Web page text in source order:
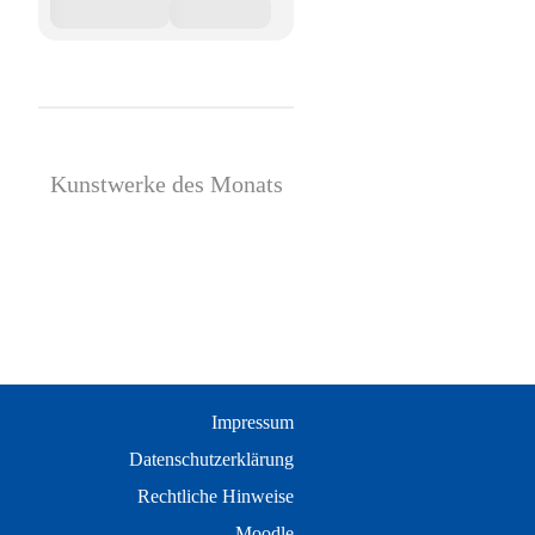
Kunstwerke des Monats
Impressum
Datenschutzerklärung
Rechtliche Hinweise